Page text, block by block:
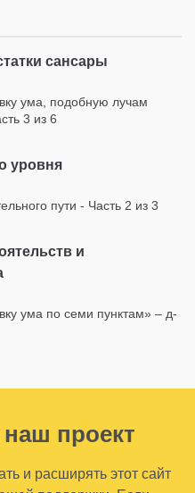
сансары
ума, подобную лучам
3 из 6
уровня
пути - Часть 2 из 3
и
ума по семи пунктам» – д-
проект
и расширять этот сайт